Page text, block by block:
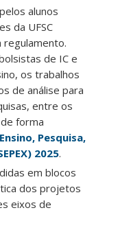
alunos
da UFSC
de IC e
os trabalhos
de análise para
entre os
forma
Pesquisa,
2025.
em blocos
dos projetos
eixos de